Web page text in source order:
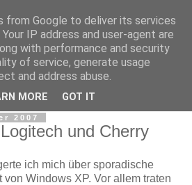
Wissenswertes, C# und
2007
und Cherry
ich mich über sporadische
von Windows XP. Vor allem traten
from Google to deliver its services
IP address and user-agent are
with performance and security
of service, generate usage
and address abuse.
MORE GOT IT